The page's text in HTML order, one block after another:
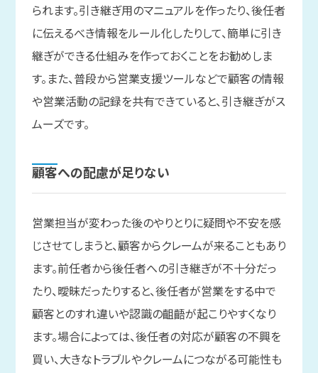
られます。引き継ぎ用のマニュアルを作ったり、後任者
に伝えるべき情報をルール化したりして、簡単に引き
継ぎができる仕組みを作っておくことをお勧めしま
す。また、普段から営業支援ツールなどで顧客の情報
や営業活動の記録を共有できていると、引き継ぎがス
ムーズです。
顧客への配慮が足りない
営業担当が変わった後のやりとりに疑問や不安を感
じさせてしまうと、顧客からクレームが来ることもあり
ます。前任者から後任者への引き継ぎが不十分だっ
たり、曖昧だったりすると、後任者が営業をする中で
顧客とのすれ違いや認識の齟齬が起こりやすくなり
ます。場合によっては、後任者の対応が顧客の不興を
買い、大きなトラブルやクレームにつながる可能性も